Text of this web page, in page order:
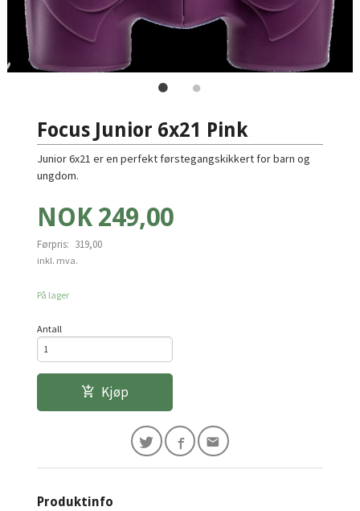
Focus Junior 6x21 Pink
Junior 6x21 er en perfekt førstegangskikkert for barn og
ungdom.
Tilbud
NOK 249,00
Førpris: 319,00
Rabatt
inkl. mva.
På lager
Antall
Kjøp
Produktinfo